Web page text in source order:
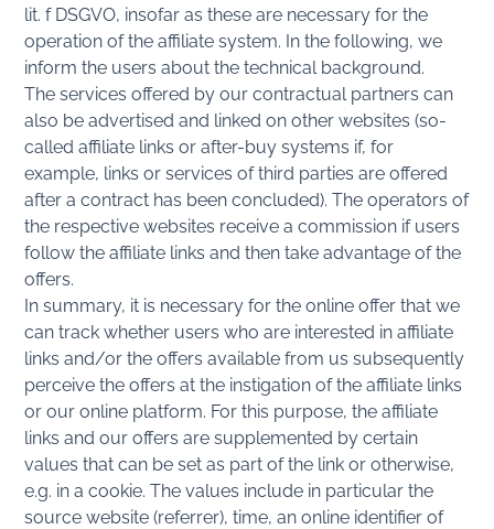
lit. f DSGVO, insofar as these are necessary for the
operation of the affiliate system. In the following, we
inform the users about the technical background.
The services offered by our contractual partners can
also be advertised and linked on other websites (so-
called affiliate links or after-buy systems if, for
example, links or services of third parties are offered
after a contract has been concluded). The operators of
the respective websites receive a commission if users
follow the affiliate links and then take advantage of the
offers.
In summary, it is necessary for the online offer that we
can track whether users who are interested in affiliate
links and/or the offers available from us subsequently
perceive the offers at the instigation of the affiliate links
or our online platform. For this purpose, the affiliate
links and our offers are supplemented by certain
values that can be set as part of the link or otherwise,
e.g. in a cookie. The values include in particular the
source website (referrer), time, an online identifier of